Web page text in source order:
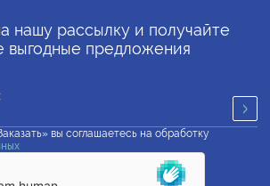
нашу рассылку и получайте
выгодные предложения
вы соглашаетесь на обработку